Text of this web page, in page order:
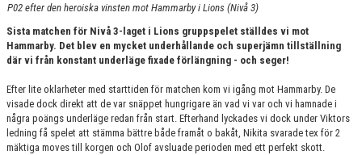
P02 efter den heroiska vinsten mot Hammarby i Lions (Nivå 3)
Sista matchen för Nivå 3-laget i Lions gruppspelet ställdes vi mot
Hammarby. Det blev en mycket underhållande och superjämn tillställning
där vi från konstant underläge fixade förlängning - och seger!
Efter lite oklarheter med starttiden för matchen kom vi igång mot Hammarby. De
visade dock direkt att de var snäppet hungrigare än vad vi var och vi hamnade i
några poängs underläge redan från start. Efterhand lyckades vi dock under Viktors
ledning få spelet att stämma bättre både framåt o bakåt, Nikita svarade tex för 2
mäktiga moves till korgen och Olof avsluade perioden med ett perfekt skott.